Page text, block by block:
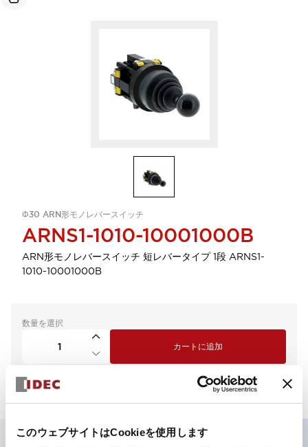
このウェブサイトはCookieを使用します
Φ30 ARN形モノレバースイッチ
ARNS1-1010-10001000B
ARN形モノレバースイッチ 短レバータイプ 1段 ARNS1-
1010-10001000B
数量を選択
カートに追加